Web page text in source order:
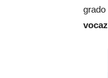
grado